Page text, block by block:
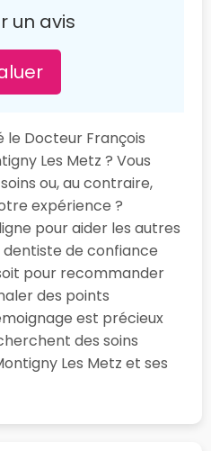
un avis
le Docteur François
Les Metz ? Vous
ou, au contraire,
expérience ?
pour aider les autres
de confiance
pour recommander
des points
est précieux
des soins
Les Metz et ses